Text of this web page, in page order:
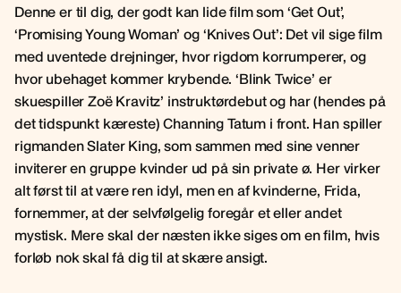
Denne er til dig, der godt kan lide film som ‘Get Out’,
‘Promising Young Woman’ og ‘Knives Out’: Det vil sige film
med uventede drejninger, hvor rigdom korrumperer, og
hvor ubehaget kommer krybende. ‘Blink Twice’ er
skuespiller Zoë Kravitz’ instruktørdebut og har (hendes på
det tidspunkt kæreste) Channing Tatum i front. Han spiller
rigmanden Slater King, som sammen med sine venner
inviterer en gruppe kvinder ud på sin private ø. Her virker
alt først til at være ren idyl, men en af kvinderne, Frida,
fornemmer, at der selvfølgelig foregår et eller andet
mystisk. Mere skal der næsten ikke siges om en film, hvis
forløb nok skal få dig til at skære ansigt.